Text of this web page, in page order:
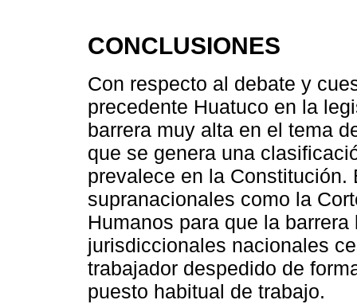
CONCLUSIONES
Con respecto al debate y
precedente Huatuco en la
barrera muy alta en el tema
que se genera una
prevalece en la
supranacionales como la
Humanos para que la
jurisdiccionales nacionales
trabajador despedido de
puesto habitual de trabajo.